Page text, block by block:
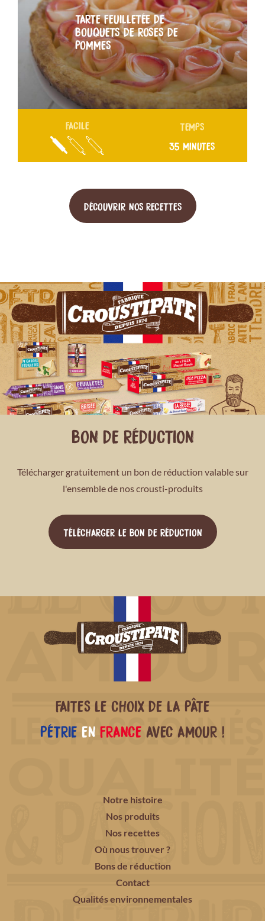
TARTE FEUILLETÉE DE
BOUQUETS DE ROSES DE
POMMES
FACILE TEMPS
35 MINUTES
DÉCOUVRIR NOS RECETTES
BON DE RÉDUCTION
Télécharger gratuitement un bon de réduction valable sur
l'ensemble de nos crousti-produits
TÉLÉCHARGER LE BON DE RÉDUCTION
FAITES LE CHOIX DE LA PÂTE
PÉTRIE EN FRANCE AVEC AMOUR !
Notre histoire
Nos produits
Nos recettes
Où nous trouver ?
Bons de réduction
Contact
Qualités environnementales